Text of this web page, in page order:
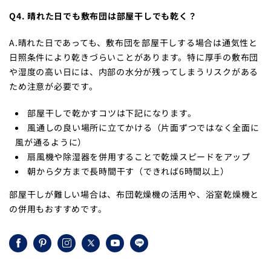
Q4. 晴れた日でも敷布団は部屋干しでも乾く？
A.晴れた日であっても、敷布団を部屋干しする場合は通気性と
日照条件により乾きづらいことがあります。特に厚手の敷布団
や湿度の高い日には、内部の水分が残ってしまうリスクがある
ため注意が必要です。
部屋干しで乾かすコツは下記になります。
風通しの良い場所に立てかける（片面ずつではなく全面に
風が通るように）
扇風機や除湿器を併用することで乾燥スピードをアップ
朝から夕方まで長時間干す（できれば6時間以上）
部屋干しが難しい場合は、布団乾燥機の活用や、浴室乾燥機と
の併用もおすすめです。
FacebookPinterestInstagram
X
YouTube
LINE